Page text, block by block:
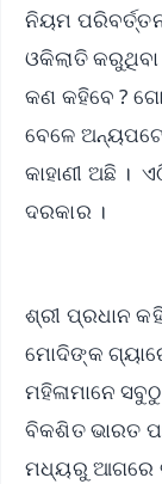
ନିୟମ
ଓକିଲାତି
କଣ କହିବେ ?
ବେଳେ ଅନ୍ୟପଟେ
କାହାଣୀ ଅଛି ।
ଦରକାର ।
ଶ୍ରୀ ପ୍ରଧାନ
ମୋଦିଙ୍କ
ମହିଳାମାନେ
ବିକଶିତ ଭାରତ
ମଧ୍ୟରୁ ଆଗରେ